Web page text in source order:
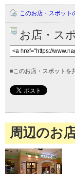
このお店・スポット
お店・ス
■このお店・スポットを
周辺のお